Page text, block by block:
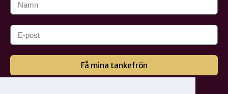
Få mina tankefrön